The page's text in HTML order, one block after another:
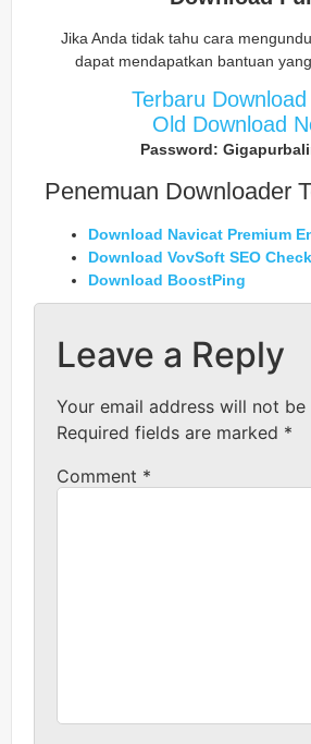
Jika Anda tidak tahu cara
dapat mendapatkan bantuan
Terbaru
Old Download
Password:
Penemuan Downloader
Download Navicat Premium
Download VovSoft SEO
Download BoostPing
Leave a Reply
Your email address will not be
Required fields are marked *
Comment *